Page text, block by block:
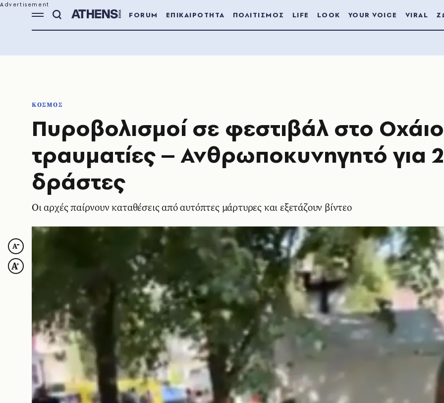
FORUM ΕΠΙΚΑΙΡΟΤΗΤΑ ΠΟΛΙΤΙΣΜΟΣ LIFE LOOK YOUR VOICE VIRAL
ΚΟΣΜΟΣ
Πυροβολισμοί σε φεστιβάλ στο
τραυματίες – Ανθρωποκυνηγητό για 2
δράστες
Οι αρχές παίρνουν καταθέσεις από αυτόπτες μάρτυρες και εξετάζουν βίντεο